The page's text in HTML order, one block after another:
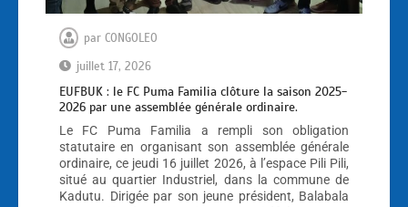
par CONGOLEO
juillet 17, 2026
EUFBUK : le FC Puma Familia clôture la saison 2025-
2026 par une assemblée générale ordinaire.
Le FC Puma Familia a rempli son obligation
statutaire en organisant son assemblée générale
ordinaire, ce jeudi 16 juillet 2026, à l’espace Pili Pili,
situé au quartier Industriel, dans la commune de
Kadutu. Dirigée par son jeune président, Balabala